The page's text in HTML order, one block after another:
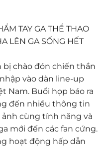
TAY GA THỂ THAO
LÊN GA SỐNG HẾT
bị chào đón chiến thần
vào dàn line-up
Nam. Buổi họp báo ra
đến nhiều thông tin
cùng tính năng và
mới đến các fan cứng.
hoạt động hấp dẫn